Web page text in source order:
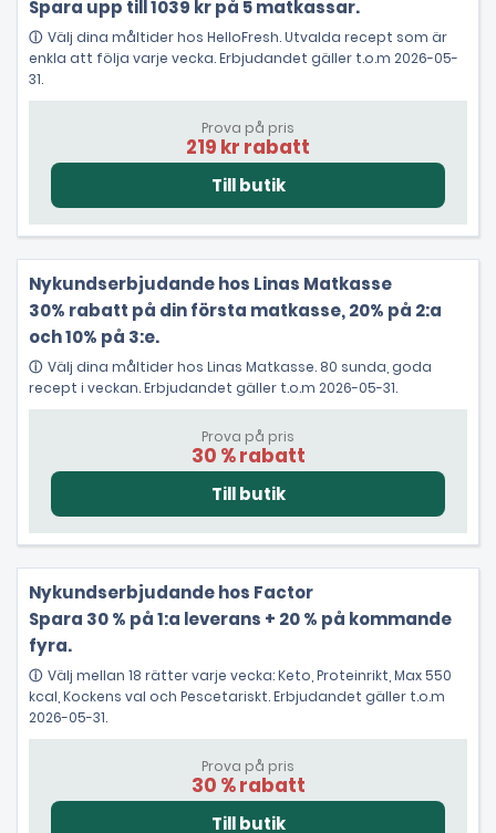
Spara upp till 1039 kr på 5 matkassar.
Välj dina måltider hos HelloFresh. Utvalda recept som är
enkla att följa varje vecka. Erbjudandet gäller t.o.m 2026-05-
31.
Prova på pris
219 kr rabatt
Nykundserbjudande hos Linas Matkasse
30% rabatt på din första matkasse, 20% på 2:a
och 10% på 3:e.
Välj dina måltider hos Linas Matkasse. 80 sunda, goda
recept i veckan. Erbjudandet gäller t.o.m 2026-05-31.
Prova på pris
30 % rabatt
Nykundserbjudande hos Factor
Spara 30 % på 1:a leverans + 20 % på kommande
fyra.
Välj mellan 18 rätter varje vecka: Keto, Proteinrikt, Max 550
kcal, Kockens val och Pescetariskt. Erbjudandet gäller t.o.m
2026-05-31.
Prova på pris
30 % rabatt